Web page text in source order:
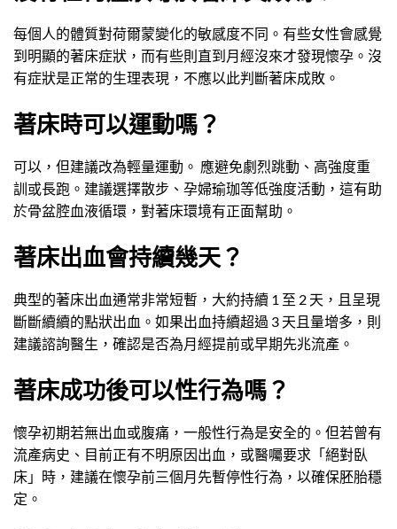
每個人的體質對荷爾蒙變化的敏感度不同。有些女性會感覺
到明顯的著床症狀，而有些則直到月經沒來才發現懷孕。沒
有症狀是正常的生理表現，不應以此判斷著床成敗。
著床時可以運動嗎？
可以，但建議改為輕量運動。 應避免劇烈跳動、高強度重
訓或長跑。建議選擇散步、孕婦瑜珈等低強度活動，這有助
於骨盆腔血液循環，對著床環境有正面幫助。
著床出血會持續幾天？
典型的著床出血通常非常短暫，大約持續 1 至 2 天，且呈現
斷斷續續的點狀出血。如果出血持續超過 3 天且量增多，則
建議諮詢醫生，確認是否為月經提前或早期先兆流產。
著床成功後可以性行為嗎？
懷孕初期若無出血或腹痛，一般性行為是安全的。但若曾有
流產病史、目前正有不明原因出血，或醫囑要求「絕對臥
床」時，建議在懷孕前三個月先暫停性行為，以確保胚胎穩
定。